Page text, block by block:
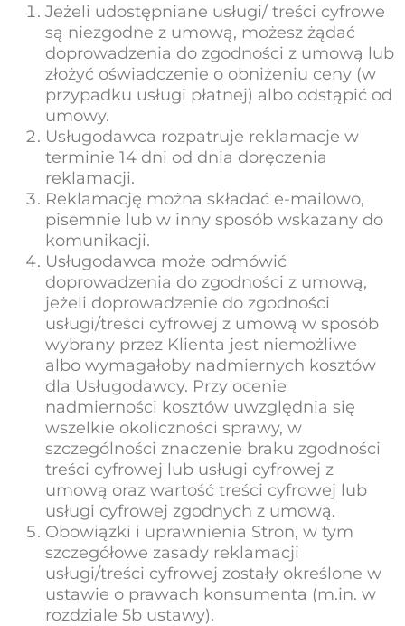
Jeżeli udostępniane usługi/ treści cyfrowe
są niezgodne z umową, możesz żądać
doprowadzenia do zgodności z umową lub
złożyć oświadczenie o obniżeniu ceny (w
przypadku usługi płatnej) albo odstąpić od
umowy.
Usługodawca rozpatruje reklamacje w
terminie 14 dni od dnia doręczenia
reklamacji.
Reklamację można składać e-mailowo,
pisemnie lub w inny sposób wskazany do
komunikacji.
Usługodawca może odmówić
doprowadzenia do zgodności z umową,
jeżeli doprowadzenie do zgodności
usługi/treści cyfrowej z umową w sposób
wybrany przez Klienta jest niemożliwe
albo wymagałoby nadmiernych kosztów
dla Usługodawcy. Przy ocenie
nadmierności kosztów uwzględnia się
wszelkie okoliczności sprawy, w
szczególności znaczenie braku zgodności
treści cyfrowej lub usługi cyfrowej z
umową oraz wartość treści cyfrowej lub
usługi cyfrowej zgodnych z umową.
Obowiązki i uprawnienia Stron, w tym
szczegółowe zasady reklamacji
usługi/treści cyfrowej zostały określone w
ustawie o prawach konsumenta (m.in. w
rozdziale 5b ustawy).